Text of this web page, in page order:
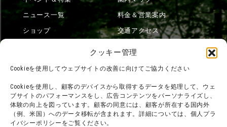
クッキー管理
Cookieを使用してウェブサイトの改善に向けてご協力ください
Cookieを使用し、顧客のデバイスから取得するデータを処理して、ウェ
ブサイトのパフォーマンスをし、広告コンテンツをパーソナライズし、
体験の向上を図っています。顧客の同意には、顧客が所在する国内外
（例、米国）へのデータ移転が含まれます。詳細については、個人プラ
イバシーポリシーをご覧ください。
ニュース一覧
ショップ
料金＆営業案内
交通アクセス
団体利用について メディア掲載実績